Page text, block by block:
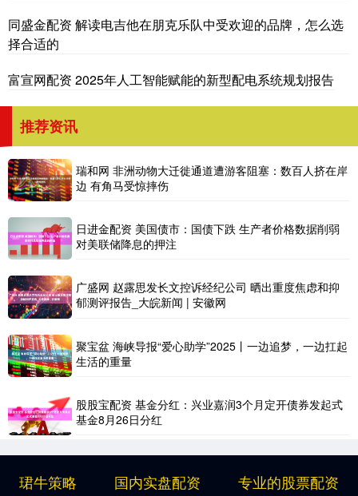
同盛金配资 解读电吉他在朋克乐队中受欢迎的品牌，怎么选
择合适的
富宣网配资 2025年人工智能赋能的新型配电系统规划报告
推荐资讯
瑞和网 非洲动物大迁徙通道遭游客阻塞：数百人挤在岸
边 有角马受惊摔伤
日进金配资 美国债市：国债下跌 生产者价格数据削弱
对美联储降息的押注
广盛网 赵露思发长文控诉经纪公司 晒出重度焦虑和抑
郁测评报告_大皖新闻 | 安徽网
聚宝盆 海峡导报“爱心助学”2025丨一边追梦，一边扛起
生活的重量
股股宝配资 基金分红：兴业嘉润3个月定开债券发起式
基金8月26日分红
珺牛策略 国内实盘配资 专业的股票配资